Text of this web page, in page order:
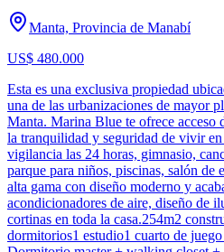
Manta, Provincia de Manabí
US$ 480.000
Esta es una exclusiva propiedad
una de las urbanizaciones de mayor
Manta. Marina Blue te ofrece acceso
la tranquilidad y seguridad de vivir
vigilancia las 24 horas, gimnasio,
parque para niños, piscinas, salón de
alta gama con diseño moderno y
acondicionadores de aire, diseño de
cortinas en toda la casa.254m2
dormitorios1 estudio1 cuarto de